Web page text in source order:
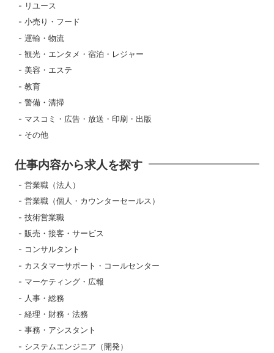
リユース
小売り・フード
運輸・物流
観光・エンタメ・宿泊・レジャー
美容・エステ
教育
警備・清掃
マスコミ・広告・放送・印刷・出版
その他
仕事内容から求人を探す
営業職（法人）
営業職（個人・カウンターセールス）
技術営業職
販売・接客・サービス
コンサルタント
カスタマーサポート・コールセンター
マーケティング・広報
人事・総務
経理・財務・法務
事務・アシスタント
システムエンジニア（開発）